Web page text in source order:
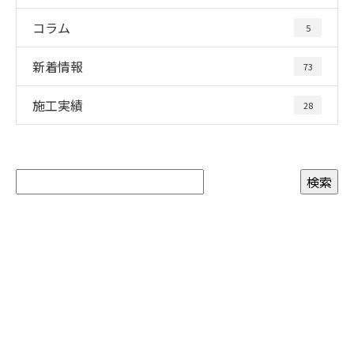
コラム 5
新着情報 73
施工実績 28